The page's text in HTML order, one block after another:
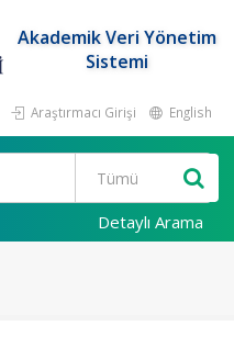
Akademik Veri Yönetim
Sistemi
Araştırmacı Girişi English
Detaylı Arama